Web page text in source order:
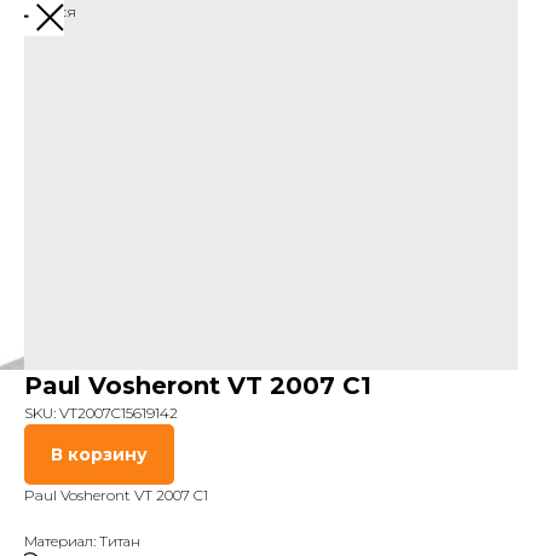
Вернуться
Paul Vosheront VT 2007 C1
SKU: VT2007C15619142
В корзину
Paul Vosheront VT 2007 C1
Материал: Титан